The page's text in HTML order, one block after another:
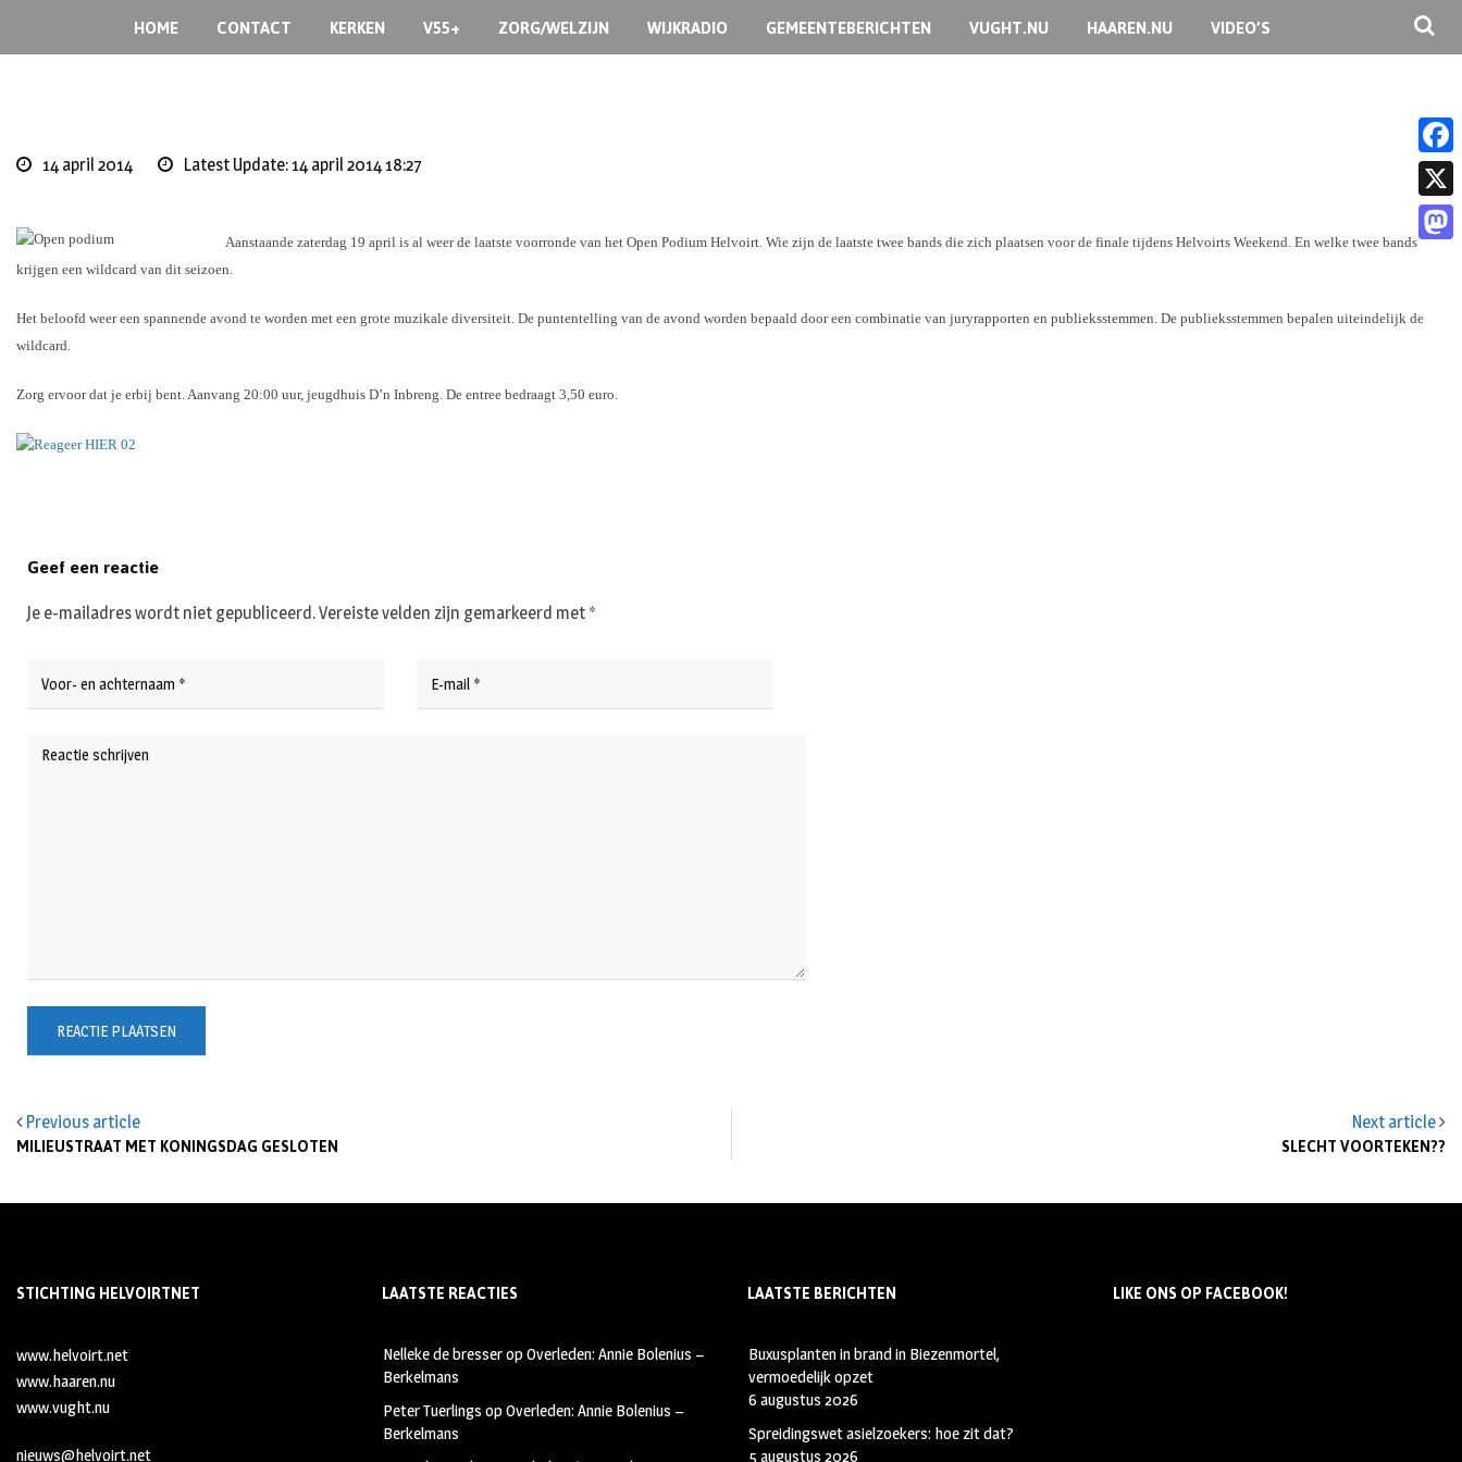
HOME CONTACT KERKEN V55+ ZORG/WELZIJN WIJKRADIO GEMEENTEBERICHTEN VUGHT.NU HAAREN.NU VIDEO’S
14 april 2014 Latest Update: 14 april 2014 18:27
Aanstaande zaterdag 19 april is al weer de laatste voorronde van het Open Podium Helvoirt. Wie zijn de laatste twee bands die zich plaatsen voor de finale tijdens Helvoirts Weekend. En welke twee bands
krijgen een wildcard van dit seizoen.
Het beloofd weer een spannende avond te worden met een grote muzikale diversiteit. De puntentelling van de avond worden bepaald door een combinatie van juryrapporten en publieksstemmen. De publieksstemmen bepalen uiteindelijk de
wildcard.
Zorg ervoor dat je erbij bent. Aanvang 20:00 uur, jeugdhuis D’n Inbreng. De entree bedraagt 3,50 euro.
Previous article
MILIEUSTRAAT MET KONINGSDAG GESLOTEN
Next article
SLECHT VOORTEKEN??
Geef een reactie
Je e-mailadres wordt niet gepubliceerd.Vereiste velden zijn gemarkeerd met *
STICHTING HELVOIRTNET
www.helvoirt.net
www.haaren.nu
www.vught.nu
nieuws@helvoirt.net
LAATSTE REACTIES
Nelleke de bresseropOverleden: Annie Bolenius –
Berkelmans
Peter Tuerlings opOverleden: Annie Bolenius –
Berkelmans
LAATSTE BERICHTEN
Buxusplanten in brand in Biezenmortel,
vermoedelijk opzet
6 augustus 2026
Spreidingswet asielzoekers: hoe zit dat?
5 augustus 2026
LIKE ONS OP FACEBOOK!
F
a
c
X
s